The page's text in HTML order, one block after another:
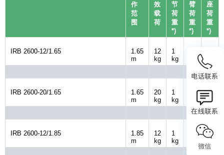
作
范
围
效
载
荷
节
荷
重
*)
臂
荷
重
*)
座
荷
重
*)
IRB 2600-12/1.65
1.65
m
12
kg
1
kg
IRB 2600-20/1.65
1.65
m
20
kg
1
kg
35
kg
IRB 2600-12/1.85
1.85
m
12
kg
1
kg
35
kg